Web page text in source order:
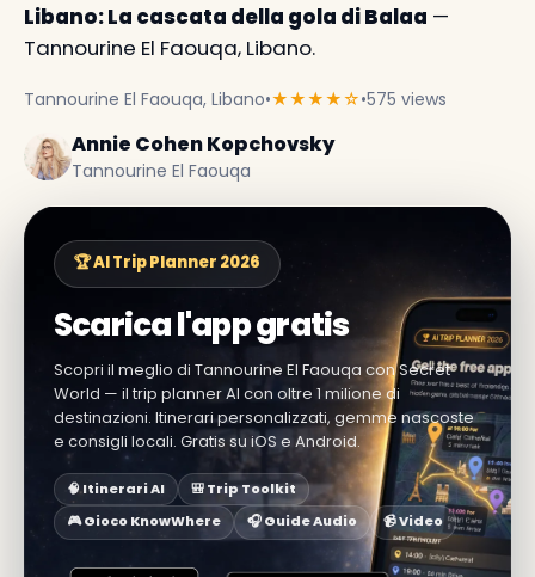
Libano: La cascata della gola di Balaa —
Tannourine El Faouqa, Libano.
Tannourine El Faouqa, Libano•★★★★☆•575 views
Annie Cohen Kopchovsky
Tannourine El Faouqa
🏆 AI Trip Planner 2026
Scarica l'app gratis
Scopri il meglio di Tannourine El Faouqa con Secret
World — il trip planner AI con oltre 1 milione di
destinazioni. Itinerari personalizzati, gemme nascoste
e consigli locali. Gratis su iOS e Android.
🧠 Itinerari AI
🎒 Trip Toolkit
🎮 Gioco KnowWhere
🎧 Guide Audio 📹 Video